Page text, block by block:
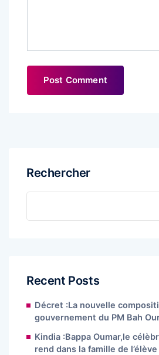
Rechercher
Recent Posts
Décret :La nouvelle
gouvernement du PM Bah
Kindia :Bappa Oumar,le
rend dans la famille de